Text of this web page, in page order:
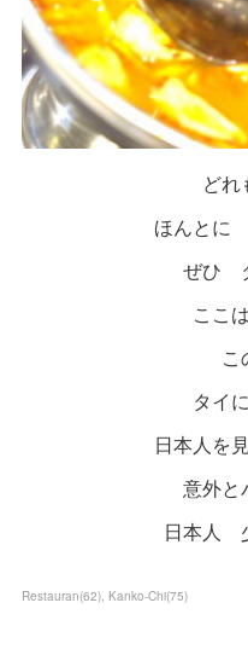
ど
ほんとに
ぜひ
ここ
こ
タイ
日本人を
意外と
日本人
Restauran(62) Kanko-Chi(75)